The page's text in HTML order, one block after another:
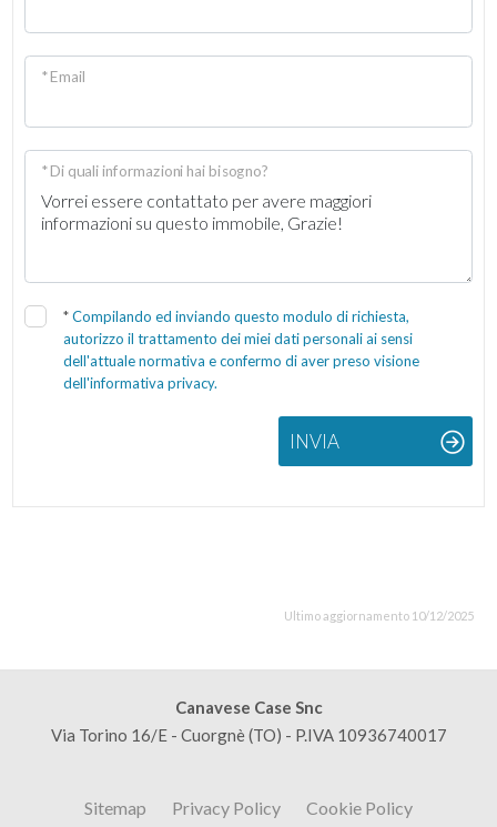
* Email
* Di quali informazioni hai bisogno?
*Compilando ed inviando questo modulo di richiesta,
autorizzo il trattamento dei miei dati personali ai sensi
dell'attuale normativa e confermo di aver preso visione
dell'informativa privacy.
INVIA
Ultimo aggiornamento 10/12/2025
Canavese Case Snc
Via Torino 16/E - Cuorgnè (TO) - P.IVA 10936740017
Sitemap Privacy Policy Cookie Policy